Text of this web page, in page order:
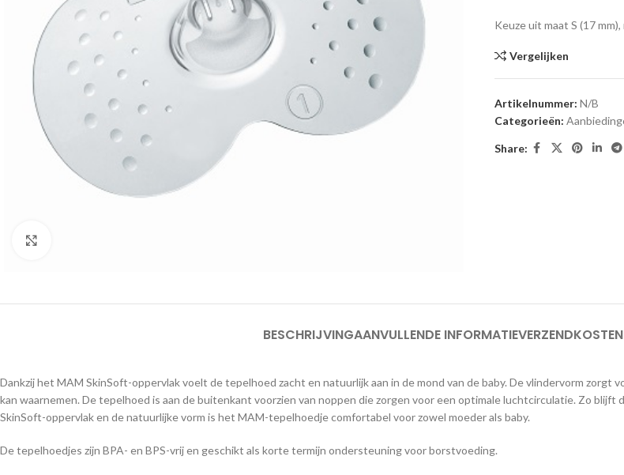
Keuze uit maat S (17
Vergelijken
Artikelnummer: N/B
Categorieën:
Share:
BESCHRIJVINGAANVULLENDE INFORMATIE
Dankzij het MAM SkinSoft-oppervlak voelt de tepelhoed zacht en natuurlijk aan in de mond van de baby. De vlindervorm zorgt
kan waarnemen. De tepelhoed is aan de buitenkant voorzien van noppen die zorgen voor een optimale luchtcirculatie. Zo blijft
SkinSoft-oppervlak en de natuurlijke vorm is het MAM-tepelhoedje comfortabel voor zowel moeder als baby.
De tepelhoedjes zijn BPA- en BPS-vrij en geschikt als korte termijn ondersteuning voor borstvoeding.